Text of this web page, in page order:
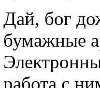
Дай, бог
бумажные
работа с